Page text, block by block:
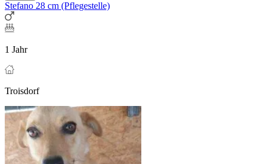
Stefano 28 cm (Pflegestelle)
1 Jahr
Troisdorf